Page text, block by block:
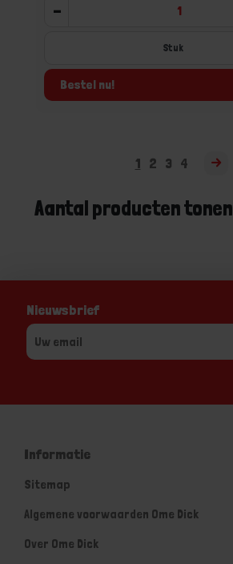
-
Bestel nu!
1 2 3 4
Aantal producten tonen
Nieuwsbrief
Informatie
Sitemap
Algemene voorwaarden Ome Dick
Over Ome Dick